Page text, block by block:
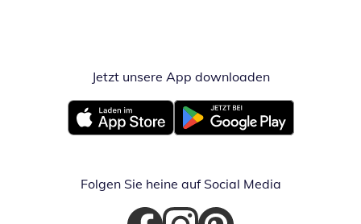
Jetzt unsere App downloadenÖffnet in
Öffnet in neuem FensterÖffnet in neuem Fenster
Folgen Sie heine auf Social Media